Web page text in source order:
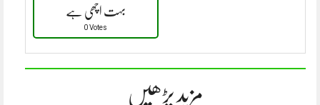
بہت اچھی ہے
0 Votes
مزید پڑھیں